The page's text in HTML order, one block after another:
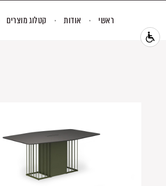
ראשי אודות קטלוג מוצרים